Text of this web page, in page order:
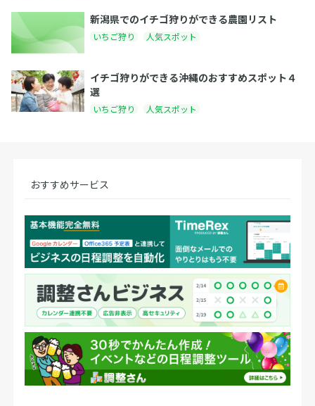
新潟県でのイチゴ狩りができる農園リスト
いちご狩り 人気スポット
イチゴ狩りができる沖縄のおすすめスポット４
選
いちご狩り 人気スポット
おすすめサービス